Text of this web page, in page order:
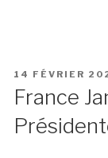
PUBLIÉ
LE
14 FÉVRIER
France